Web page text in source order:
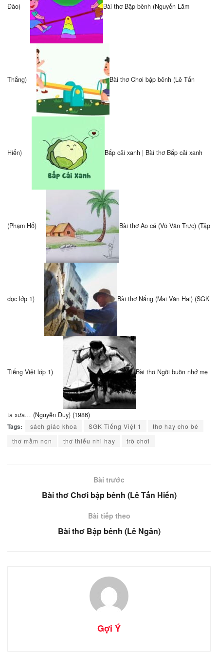
Đào) Bài thơ Bập bênh (Nguyễn Lãm
Thắng) Bài thơ Chơi bập bênh (Lê Tấn
Hiển) Bắp cải xanh | Bài thơ Bắp cải xanh
(Phạm Hổ) Bài thơ Ao cá (Võ Văn Trực) (Tập
đọc lớp 1) Bài thơ Nắng (Mai Văn Hai) (SGK
Tiếng Việt lớp 1) Bài thơ Ngồi buồn nhớ mẹ
ta xưa… (Nguyễn Duy) (1986)
Tags:
sách giáo khoa SGK Tiếng Việt 1
thơ hay cho bé
thơ mầm non
thơ thiếu nhi hay trò chơi
Bài trước
Bài thơ Chơi bập bênh (Lê Tấn Hiển)
Bài tiếp theo
Bài thơ Bập bênh (Lê Ngân)
Gợi Ý